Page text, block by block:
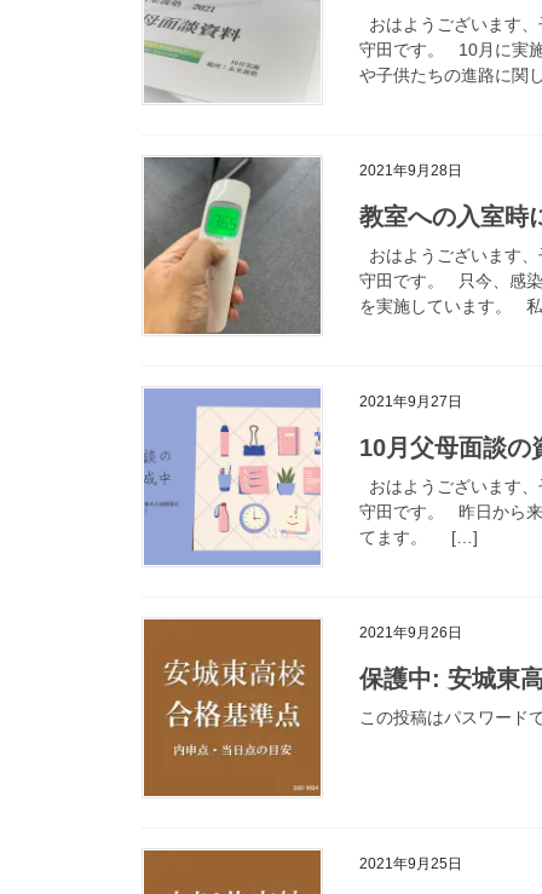
おはようございます
守田です。 10月に実
や子供たちの進路に関
2021年9月28日
教室への入室時
おはようございます
守田です。 只今、感
を実施しています。
2021年9月27日
10月父母面談の
おはようございます
守田です。 昨日から
てます。 […]
2021年9月26日
保護中: 安城東
この投稿はパスワード
2021年9月25日